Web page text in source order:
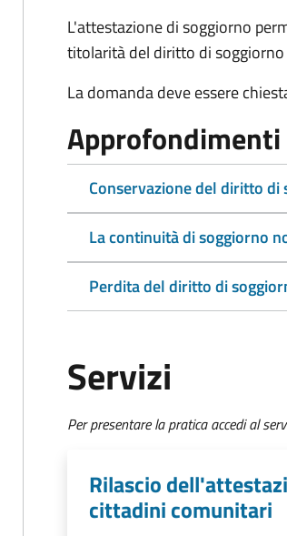
L'attestazione di soggiorno
titolarità del diritto di
La domanda deve essere
Approfondimenti
Conservazione del diritto di
La continuità di soggiorno
Perdita del diritto di
Servizi
Per presentare la pratica accedi al
Rilascio
cittadini comunitari